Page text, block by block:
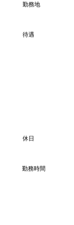
​勤務地
待遇
休日
勤務時間